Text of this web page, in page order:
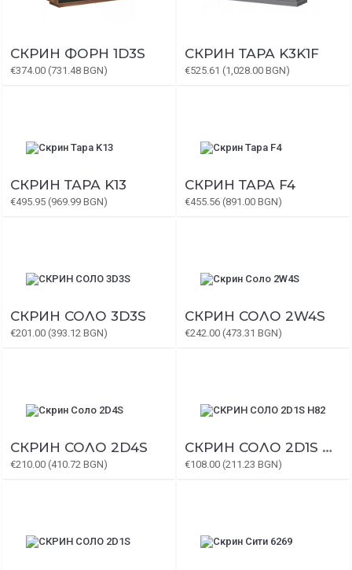
СКРИН ФОРН 1D3S
€374.00 (731.48 BGN)
СКРИН ТАРА K3K1F
€525.61 (1,028.00 BGN)
СКРИН ТАРА K13
€495.95 (969.99 BGN)
СКРИН ТАРА F4
€455.56 (891.00 BGN)
СКРИН СОЛО 3D3S
€201.00 (393.12 BGN)
СКРИН СОЛО 2W4S
€242.00 (473.31 BGN)
СКРИН СОЛО 2D4S
€210.00 (410.72 BGN)
СКРИН СОЛО 2D1S H82
€108.00 (211.23 BGN)